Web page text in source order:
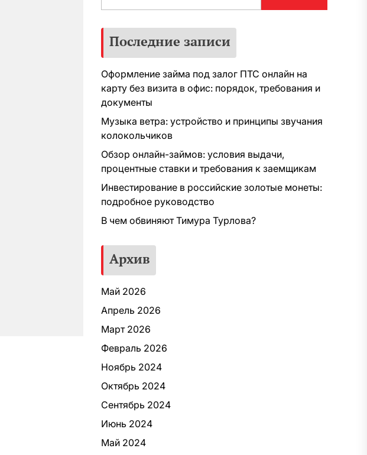
Последние записи
Оформление займа под залог ПТС онлайн на
карту без визита в офис: порядок, требования и
документы
Музыка ветра: устройство и принципы звучания
колокольчиков
Обзор онлайн-займов: условия выдачи,
процентные ставки и требования к заемщикам
Инвестирование в российские золотые монеты:
подробное руководство
В чем обвиняют Тимура Турлова?
Архив
Май 2026
Апрель 2026
Март 2026
Февраль 2026
Ноябрь 2024
Октябрь 2024
Сентябрь 2024
Июнь 2024
Май 2024